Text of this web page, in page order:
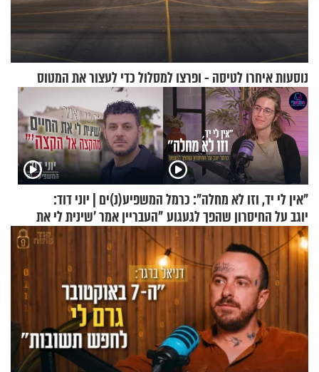
נוסעות איחרו לטיסה - ופרצו למסלול כדי לעצור את המטוס
"אין לי יד, וזו לא מחלה": כרמל
יוגב על החיסרון שהפך לגעגוע
המשפיע(נ)ים | יוני דוד:
"העבריין אמר 'שינית לי את
החיים מהקצה אל הקצה'"